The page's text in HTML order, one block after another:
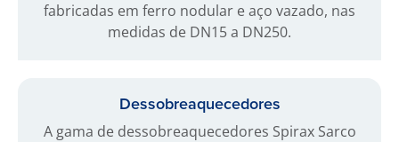
fabricadas em ferro nodular e aço vazado, nas
medidas de DN15 a DN250.
Dessobreaquecedores
A gama de dessobreaquecedores Spirax Sarco